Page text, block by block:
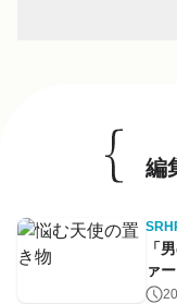
編
「
ァ
命